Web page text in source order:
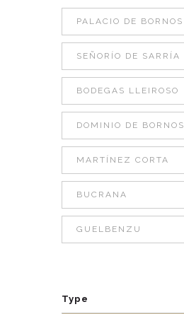
PALACIO DE BORNOS
SEÑORÍO DE SARRÍA
BODEGAS LLEIROSO
DOMINIO DE BORNOS
MARTÍNEZ CORTA
BUCRANA
GUELBENZU
Type